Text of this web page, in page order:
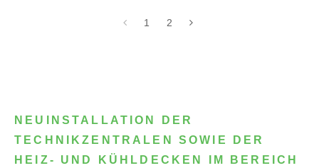
1 2
NEUINSTALLATION DER
TECHNIKZENTRALEN SOWIE DER
HEIZ- UND KÜHLDECKEN IM BEREICH